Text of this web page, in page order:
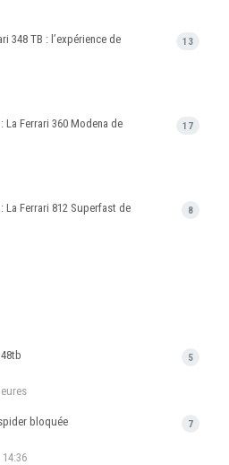
13
348 TB : l’expérience de
17
La Ferrari 360 Modena de
8
La Ferrari 812 Superfast de
5
7
bloquée